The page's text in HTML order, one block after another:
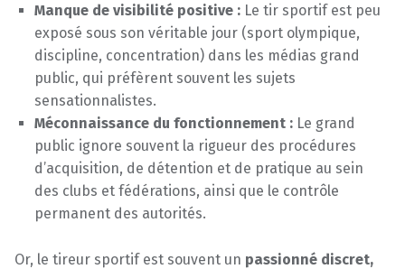
Manque de visibilité positive : Le tir sportif est peu
exposé sous son véritable jour (sport olympique,
discipline, concentration) dans les médias grand
public, qui préfèrent souvent les sujets
sensationnalistes.
Méconnaissance du fonctionnement : Le grand
public ignore souvent la rigueur des procédures
d’acquisition, de détention et de pratique au sein
des clubs et fédérations, ainsi que le contrôle
permanent des autorités.
Or, le tireur sportif est souvent un passionné discret,